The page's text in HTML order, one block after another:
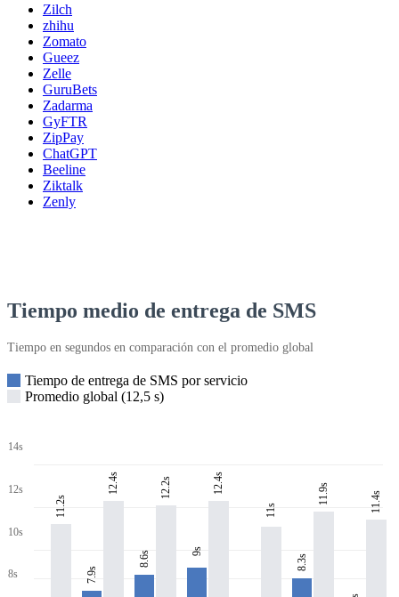
Zilch
zhihu
Zomato
Gueez
Zelle
GuruBets
Zadarma
GyFTR
ZipPay
ChatGPT
Beeline
Ziktalk
Zenly
Tiempo medio de entrega de SMS
Tiempo en segundos en comparación con el promedio global
Tiempo de entrega de SMS por servicio
Promedio global (12,5 s)
14s
12s
10s
8s
11.2s
7.9s
12.4s
8.6s
12.2s
9s
12.4s
11s
8.3s
11.9s 11.4s